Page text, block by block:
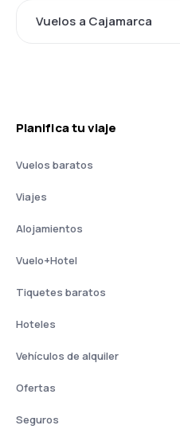
Vuelos a Cajamarca
Planifica tu viaje
Vuelos baratos
Viajes
Alojamientos
Vuelo+Hotel
Tiquetes baratos
Hoteles
Vehículos de alquiler
Ofertas
Seguros